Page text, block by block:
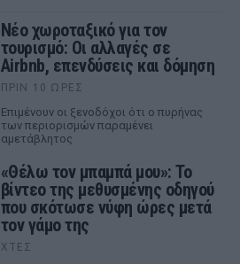
Νέο χωροταξικό για τον
τουρισμό: Οι αλλαγές σε
Airbnb, επενδύσεις και δόμηση
ΠΡΙΝ 10 ΏΡΕΣ
Επιμένουν οι ξενοδόχοι ότι ο πυρήνας
των περιορισμών παραμένει
αμετάβλητος
«Θέλω τον μπαμπά μου»: Το
βίντεο της μεθυσμένης οδηγού
που σκότωσε νύφη ώρες μετά
τον γάμο της
ΧΤΕΣ